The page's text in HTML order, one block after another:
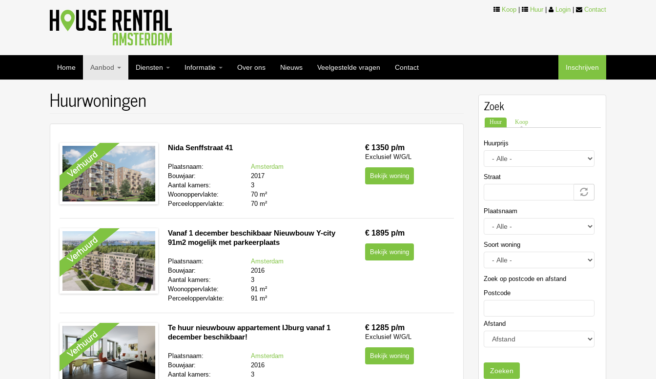
Koop Huur Login Contact
Home Aanbod Diensten Informatie Over ons Nieuws Veelgestelde vragen Contact Inschrijven
Huurwoningen
Nida Senffstraat 41
Plaatsnaam:
Amsterdam
Bouwjaar:
2017
Aantal kamers:
3
Woonoppervlakte:
70 m²
Perceeloppervlakte:
70 m²
€ 1350 p/m
Exclusief W/G/L
Bekijk woning
Vanaf 1 december beschikbaar Nieuwbouw Y-city
91m2 mogelijk met parkeerplaats
Plaatsnaam:
Amsterdam
Bouwjaar:
2016
Aantal kamers:
3
Woonoppervlakte:
91 m²
Perceeloppervlakte:
91 m²
€ 1895 p/m
Bekijk woning
Te huur nieuwbouw appartement IJburg vanaf 1
december beschikbaar!
Plaatsnaam:
Amsterdam
Bouwjaar:
2016
Aantal kamers:
3
€ 1285 p/m
Exclusief W/G/L
Bekijk woning
Zoek
Huur(actieve tabblad)
Koop
Huurprijs
Straat
Plaatsnaam
Soort woning
Zoek op postcode en afstand
Postcode
Afstand
Zoeken